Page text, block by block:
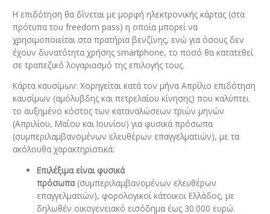
Η επιδότηση θα δίνεται με μορφή ηλεκτρονικής κάρτας (στα
πρότυπα του freedom pass) η οποία μπορεί να
χρησιμοποιείται στα πρατήρια βενζίνης, ενώ για όσους δεν
έχουν δυνατότητα χρήσης smartphone, το ποσό θα κατατεθεί
σε τραπεζικό λογαριασμό της επιλογής τους.
Κάρτα καυσίμων: Χορηγείται κατά τον μήνα Απρίλιο επιδότηση
καυσίμων (αμόλυβδης και πετρελαίου κίνησης) που καλύπτει
το αυξημένο κόστος των καταναλώσεων τριών μηνών
(Απριλίου, Μαΐου και Ιουνίου) για φυσικά πρόσωπα
(συμπεριλαμβανομένων ελευθέρων επαγγελματιών), με τα
ακόλουθα χαρακτηριστικά:
Επιλέξιμα είναι φυσικά
πρόσωπα(συμπεριλαμβανομένων ελευθέρων
επαγγελματιών), φορολογικοί κάτοικοι Ελλάδος, με
δηλωθέν οικογενειακό εισόδημα έως 30.000 ευρώ.